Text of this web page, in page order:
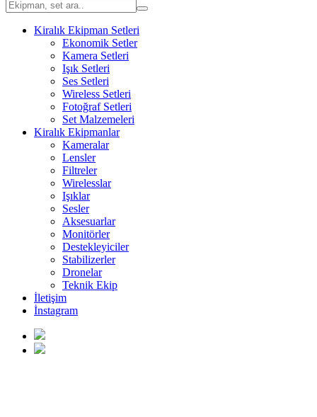
Kiralık Ekipman Setleri
Ekonomik Setler
Kamera Setleri
Işık Setleri
Ses Setleri
Wireless Setleri
Fotoğraf Setleri
Set Malzemeleri
Kiralık Ekipmanlar
Kameralar
Lensler
Filtreler
Wirelesslar
Işıklar
Sesler
Aksesuarlar
Monitörler
Destekleyiciler
Stabilizerler
Dronelar
Teknik Ekip
İletişim
İnstagram